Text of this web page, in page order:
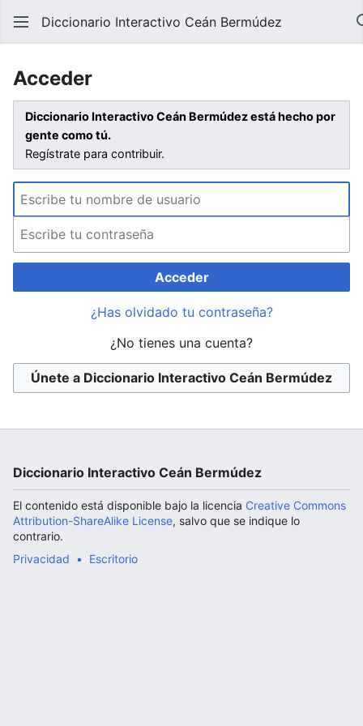
Abrir menú principal
Diccionario Interactivo Ceán Bermúdez
Acceder
Diccionario Interactivo Ceán Bermúdez está hecho por
gente como tú.
Regístrate para contribuir.
Acceder
¿Has olvidado tu contraseña?
¿No tienes una cuenta?
Únete a Diccionario Interactivo Ceán Bermúdez
Diccionario Interactivo Ceán Bermúdez
El contenido está disponible bajo la licencia Creative Commons
Attribution-ShareAlike License, salvo que se indique lo
contrario.
Privacidad
Escritorio